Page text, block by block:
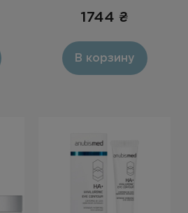
1744 ₴
В корзину